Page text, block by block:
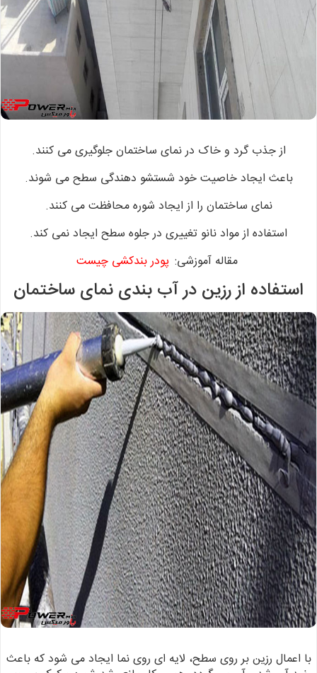
از جذب گرد و خاک در نمای ساختمانجلوگیری می کنند.
باعث ایجاد خاصیت خود شستشو دهندگی سطح می شوند.
نمای ساختمان را از ایجاد شوره محافظت می کنند.
استفاده از مواد نانو تغییری در جلوه سطح ایجاد نمی کند.
مقاله آموزشی: پودر بندکشی چیست
استفاده از رزین در آب بندی نمای ساختمان
با اعمال رزین بر روی سطح، لایه ای روی نما ایجاد می شود که باعث